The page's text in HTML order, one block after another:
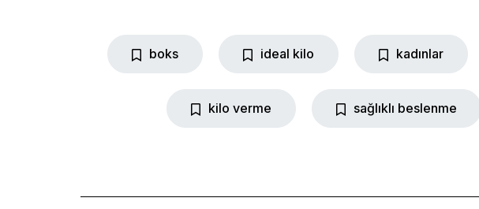
boks ideal kilo kadınlar
kilo verme sağlıklı beslenme